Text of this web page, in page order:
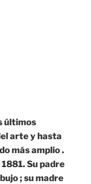
últimos
arte y hasta
más amplio .
Su padre
; su madre